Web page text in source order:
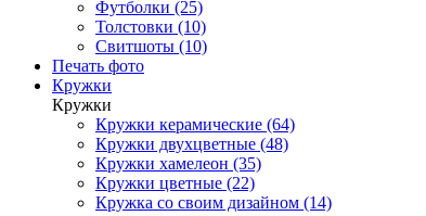
Футболки (25)
Толстовки (10)
Свитшоты (10)
Печать фото
Кружки
Кружки
Кружки керамические (64)
Кружки двухцветные (48)
Кружки хамелеон (35)
Кружки цветные (22)
Кружка со своим дизайном (14)